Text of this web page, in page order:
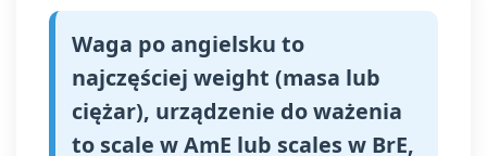
Waga po angielsku to
najczęściej weight (masa lub
ciężar), urządzenie do ważenia
to scale w AmE lub scales w BrE,